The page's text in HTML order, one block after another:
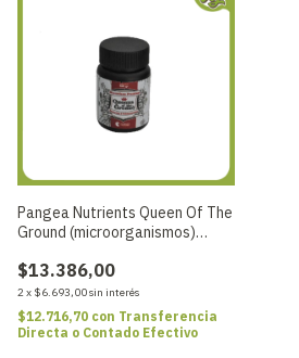
Pangea Nutrients Queen Of The
Ground (microorganismos)
$13.386,00
2x $6.693,00sin interés
$12.716,70 con Transferencia
Directa o Contado Efectivo